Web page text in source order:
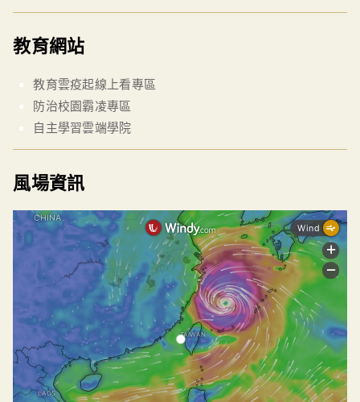
教育網站
教育雲疫起線上看專區
防治校園霸凌專區
自主學習雲端學院
風場資訊